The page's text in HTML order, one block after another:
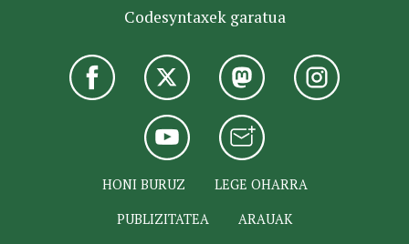
Codesyntaxek garatua
HONI BURUZ
LEGE OHARRA
PUBLIZITATEA
ARAUAK